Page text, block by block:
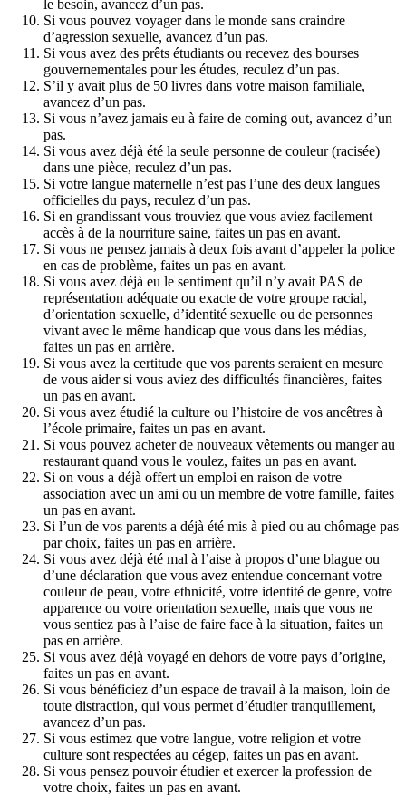
le besoin, avancez d’un pas.
Si vous pouvez voyager dans le monde sans craindre
d’agression sexuelle, avancez d’un pas.
Si vous avez des prêts étudiants ou recevez des bourses
gouvernementales pour les études, reculez d’un pas.
S’il y avait plus de 50 livres dans votre maison familiale,
avancez d’un pas.
Si vous n’avez jamais eu à faire de coming out, avancez d’un
pas.
Si vous avez déjà été la seule personne de couleur (racisée)
dans une pièce, reculez d’un pas.
Si votre langue maternelle n’est pas l’une des deux langues
officielles du pays, reculez d’un pas.
Si en grandissant vous trouviez que vous aviez facilement
accès à de la nourriture saine, faites un pas en avant.
Si vous ne pensez jamais à deux fois avant d’appeler la police
en cas de problème, faites un pas en avant.
Si vous avez déjà eu le sentiment qu’il n’y avait PAS de
représentation adéquate ou exacte de votre groupe racial,
d’orientation sexuelle, d’identité sexuelle ou de personnes
vivant avec le même handicap que vous dans les médias,
faites un pas en arrière.
Si vous avez la certitude que vos parents seraient en mesure
de vous aider si vous aviez des difficultés financières, faites
un pas en avant.
Si vous avez étudié la culture ou l’histoire de vos ancêtres à
l’école primaire, faites un pas en avant.
Si vous pouvez acheter de nouveaux vêtements ou manger au
restaurant quand vous le voulez, faites un pas en avant.
Si on vous a déjà offert un emploi en raison de votre
association avec un ami ou un membre de votre famille, faites
un pas en avant.
Si l’un de vos parents a déjà été mis à pied ou au chômage pas
par choix, faites un pas en arrière.
Si vous avez déjà été mal à l’aise à propos d’une blague ou
d’une déclaration que vous avez entendue concernant votre
couleur de peau, votre ethnicité, votre identité de genre, votre
apparence ou votre orientation sexuelle, mais que vous ne
vous sentiez pas à l’aise de faire face à la situation, faites un
pas en arrière.
Si vous avez déjà voyagé en dehors de votre pays d’origine,
faites un pas en avant.
Si vous bénéficiez d’un espace de travail à la maison, loin de
toute distraction, qui vous permet d’étudier tranquillement,
avancez d’un pas.
Si vous estimez que votre langue, votre religion et votre
culture sont respectées au cégep, faites un pas en avant.
Si vous pensez pouvoir étudier et exercer la profession de
votre choix, faites un pas en avant.